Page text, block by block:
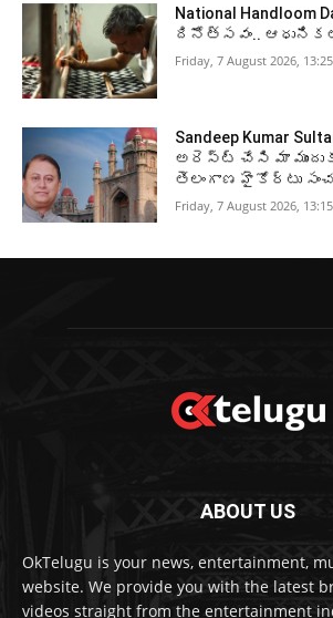
National
దినోత్సవం..
Friday, 7 August 2026,
Sandeep Kumar
అరెస్ట్ చేసి మా
తెలంగాణ హైకోర్టు
Friday, 7 August 2026,
ABOUT US
OkTelugu is your news, entertainment,
website. We provide you with the latest
videos straight from the entertainment